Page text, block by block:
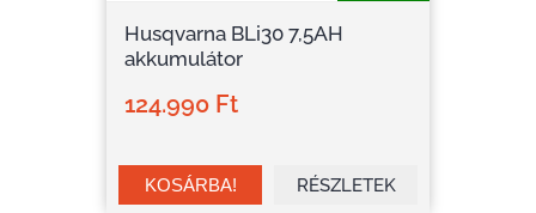
Husqvarna BLi30 7,5AH
akkumulátor
124.990 Ft
RÉSZLETEK